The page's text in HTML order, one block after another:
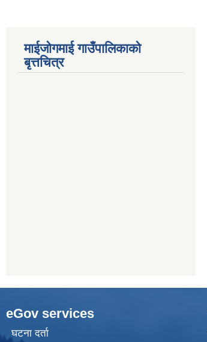
माईजोगमाई गाउँपालिकाको
बृत्तचित्र
eGov services
घटना दर्ता